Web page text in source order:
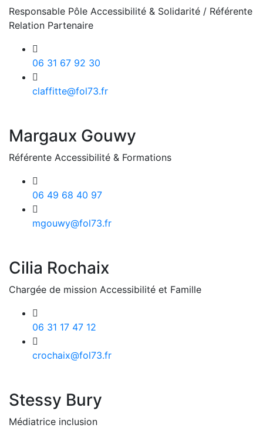
Responsable Pôle Accessibilité & Solidarité / Référente
Relation Partenaire
06 31 67 92 30
claffitte@fol73.fr
Margaux Gouwy
Référente Accessibilité & Formations
06 49 68 40 97
mgouwy@fol73.fr
Cilia Rochaix
Chargée de mission Accessibilité et Famille
06 31 17 47 12
crochaix@fol73.fr
Stessy Bury
Médiatrice inclusion